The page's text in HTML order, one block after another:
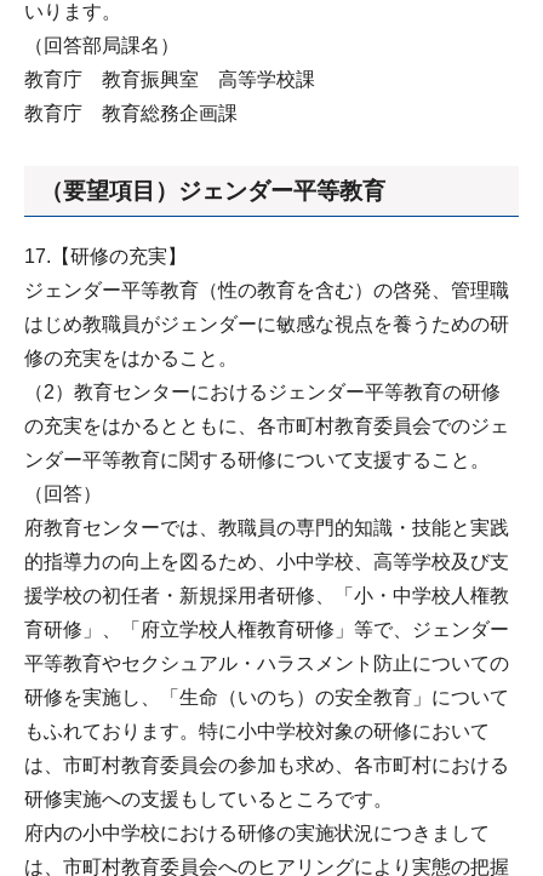
いります。
（回答部局課名）
教育庁 教育振興室 高等学校課
教育庁 教育総務企画課
（要望項目）ジェンダー平等教育
17.【研修の充実】
ジェンダー平等教育（性の教育を含む）の啓発、管理職
はじめ教職員がジェンダーに敏感な視点を養うための研
修の充実をはかること。
（2）教育センターにおけるジェンダー平等教育の研修
の充実をはかるとともに、各市町村教育委員会でのジェ
ンダー平等教育に関する研修について支援すること。
（回答）
府教育センターでは、教職員の専門的知識・技能と実践
的指導力の向上を図るため、小中学校、高等学校及び支
援学校の初任者・新規採用者研修、「小・中学校人権教
育研修」、「府立学校人権教育研修」等で、ジェンダー
平等教育やセクシュアル・ハラスメント防止についての
研修を実施し、「生命（いのち）の安全教育」について
もふれております。特に小中学校対象の研修において
は、市町村教育委員会の参加も求め、各市町村における
研修実施への支援もしているところです。
府内の小中学校における研修の実施状況につきまして
は、市町村教育委員会へのヒアリングにより実態の把握